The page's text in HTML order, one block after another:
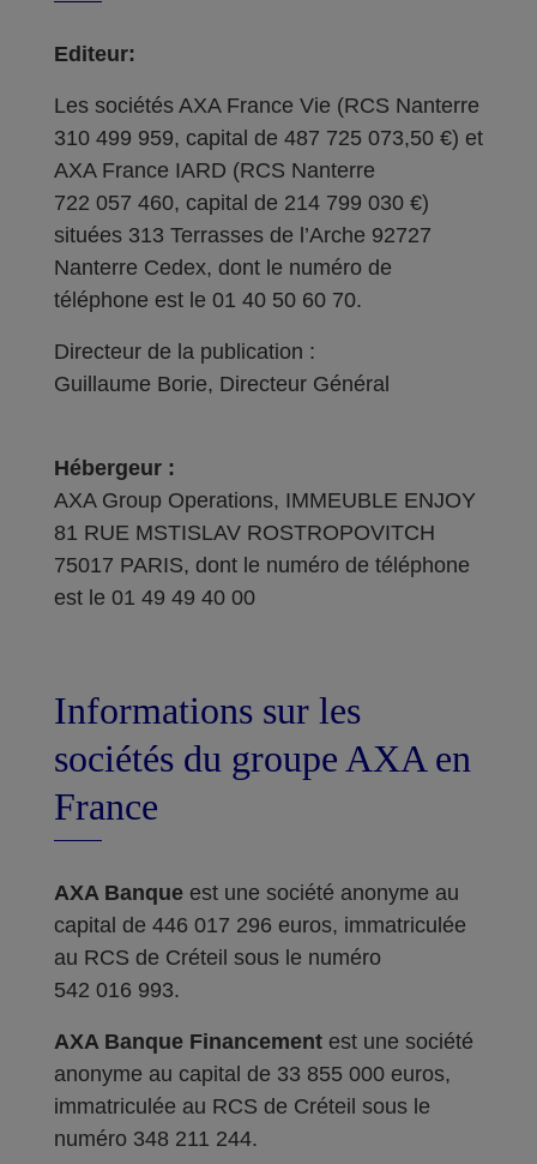
Editeur:
Les sociétés AXA France Vie (RCS Nanterre
310 499 959, capital de 487 725 073,50 €) et
AXA France IARD (RCS Nanterre
722 057 460, capital de 214 799 030 €)
situées 313 Terrasses de l’Arche 92727
Nanterre Cedex, dont le numéro de
téléphone est le 01 40 50 60 70.
Directeur de la publication :
Guillaume Borie, Directeur Général
Hébergeur :
AXA Group Operations, IMMEUBLE ENJOY
81 RUE MSTISLAV ROSTROPOVITCH
75017 PARIS, dont le numéro de téléphone
est le 01 49 49 40 00
Informations sur les
sociétés du groupe AXA en
France
AXA Banque est une société anonyme au
capital de 446 017 296 euros, immatriculée
au RCS de Créteil sous le numéro
542 016 993.
AXA Banque Financement est une société
anonyme au capital de 33 855 000 euros,
immatriculée au RCS de Créteil sous le
numéro 348 211 244.